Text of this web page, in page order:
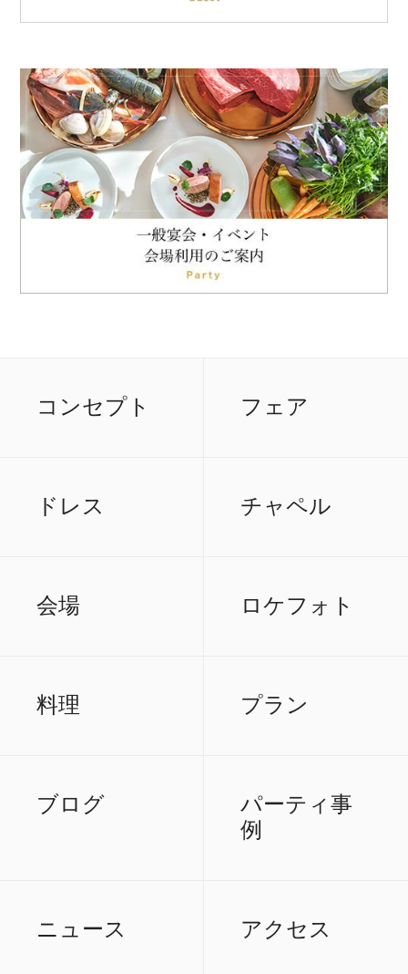
コンセプト フェア
ドレス チャペル
会場 ロケフォト
料理 プラン
ブログ
パーティ事
例
ニュース アクセス